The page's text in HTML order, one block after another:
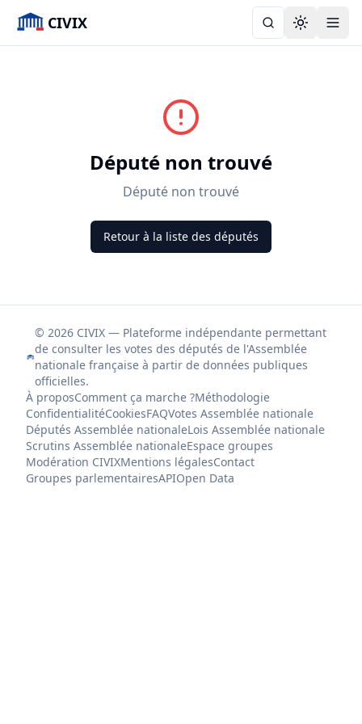
CIVIX Toggle
Député non trouvé
Député non trouvé
Retour à la liste des députés
© 2026 CIVIX — Plateforme indépendante permettant
de consulter les votes des députés de l'Assemblée
nationale française à partir de données publiques
officielles.
À proposComment ça marche ?Méthodologie
ConfidentialitéCookiesFAQVotes Assemblée nationale
Députés Assemblée nationaleLois Assemblée nationale
Scrutins Assemblée nationaleEspace groupes
Modération CIVIXMentions légalesContact
Groupes parlementairesAPIOpen Data